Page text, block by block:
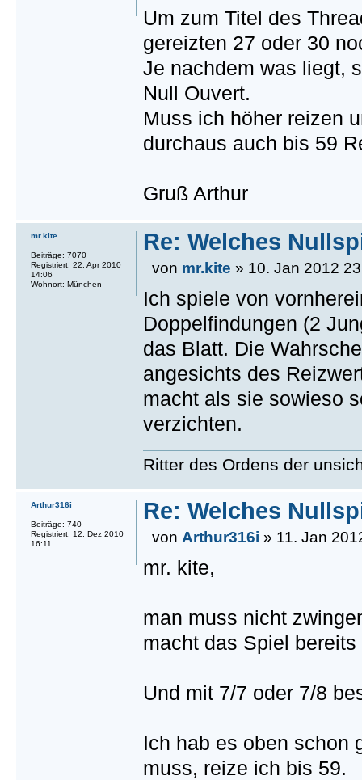
Um zum Titel des
gereizten 27 oder 30
Je nachdem was liegt,
Null Ouvert.
Muss ich höher reizen
durchaus auch bis 59
Gruß Arthur
Re: Welches
von mr.kite » 10. Jan 2012
Ich spiele von
Doppelfindungen (2
das Blatt. Die
angesichts des
macht als sie sowieso
verzichten.
Ritter des Ordens der
mr.kite
Beiträge: 7070
Registriert: 22. Apr 2010
14:06
Wohnort: München
Re: Welches
von Arthur316i » 11. Jan
mr. kite,
man muss nicht
macht das Spiel bereits
Und mit 7/7 oder 7/8
Ich hab es oben schon
muss, reize ich bis 59.
Arthur316i
Beiträge: 740
Registriert: 12. Dez 2010
16:11